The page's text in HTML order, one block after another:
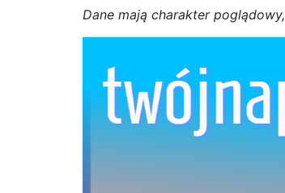
Dane mają charakter poglądowy,